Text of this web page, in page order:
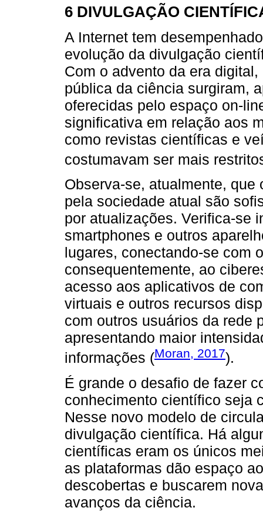
6 DIVULGAÇÃO
A Internet tem
evolução da divulgação
Com o advento da era
pública da ciência surgiram,
oferecidas pelo espaço on-
significativa em relação aos
como revistas científicas e
costumavam ser mais
Observa-se, atualmente,
pela sociedade atual são
por atualizações. Verifica-se
smartphones e outros
lugares, conectando-se com
consequentemente, ao
acesso aos aplicativos de
virtuais e outros recursos
com outros usuários da rede
apresentando maior
informações (Moran, 2017).
É grande o desafio de fazer
conhecimento científico seja
Nesse novo modelo de
divulgação científica. Há
científicas eram os únicos
as plataformas dão espaço
descobertas e buscarem
avanços da ciência.